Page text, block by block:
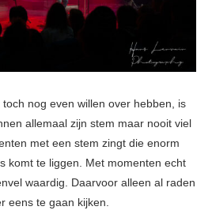
nog even willen over hebben, is
allemaal zijn stem maar nooit viel
met een stem zingt die enorm
komt te liggen. Met momenten echt
waardig. Daarvoor alleen al raden
eens te gaan kijken.